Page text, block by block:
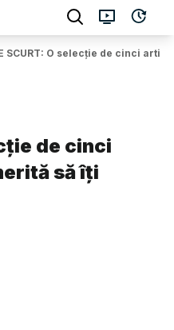
SCURT: O selecție de cinci
de cinci
să îți